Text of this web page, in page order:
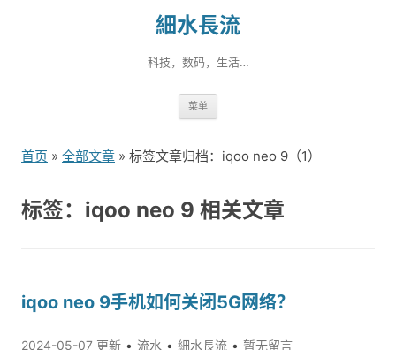
細水長流
科技，数码，生活…
菜单
到
首页 » 全部文章 » 标签文章归档：iqoo neo 9（1）
标签：iqoo neo 9 相关文章
iqoo neo 9手机如何关闭5G网络？
2024-05-07 更新 流水 細水長流 暂无留言